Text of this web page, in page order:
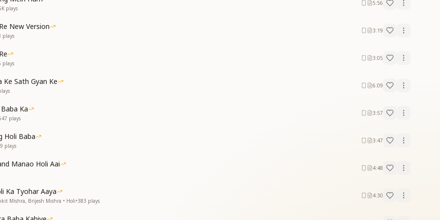
ली
ली
soul-consciousness.
with the colors of divine virtues.
plays
5:56
New Version
plays
3:19
plays
3:05
Ke Sath Gyan Ke 6:09
Ka
plays
3:57
Holi Baba
plays
3:47
Manao Holi Aai 4:48
Ka Tyohar Aaya
Mishra, Brijesh Mishra • Holi•383 plays
4:30